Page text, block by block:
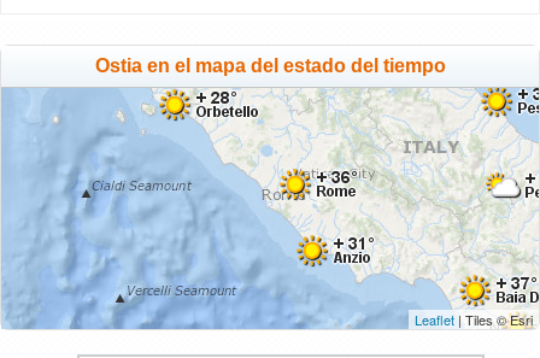
Ostia en el mapa del estado del tiempo
Leaflet | Tiles © Esri